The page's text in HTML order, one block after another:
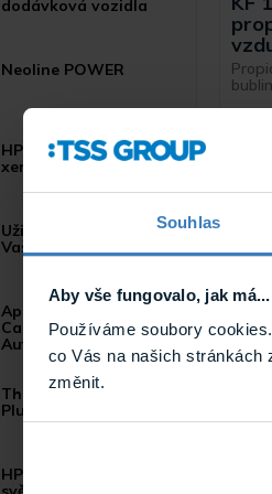
Souhlas
Aby vše fungovalo, jak má...
Používáme soubory
co Vás na našich stránkách
změnit.
dodávková vozidla
Neoline POWER
HP LED žárovky pro
xenonové světlomety
Užitečné novinky pro
Vaše auto
Apple
CarPlay/Android
Auto moduly
Thinkware U1000
Plus
HP LED žárovky pro